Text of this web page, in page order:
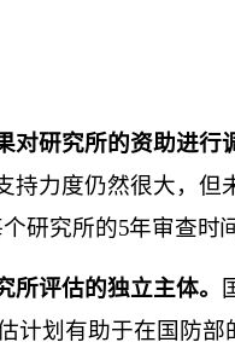
对研究所的资助进行
持力度仍然很大，
研究所的5年审查时
评估的独立主体。
计划有助于在国防